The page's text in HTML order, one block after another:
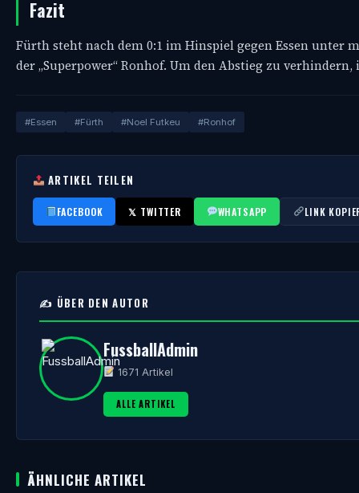
Fazit
Fürth steht nach dem 0:1 im Hinspiel gegen Essen unter
der „Superpower“ Ronhof. Um den Abstieg zu
#Essen #Fürth #Noel Futkeu #Ronhof
ARTIKEL TEILEN
FACEBOOK 𝕏 TWITTER WHATSAPP LINK
✍️ ÜBER DEN AUTOR
FussballAdmin
1671 Artikel
ALLE ARTIKEL
ÄHNLICHE ARTIKEL